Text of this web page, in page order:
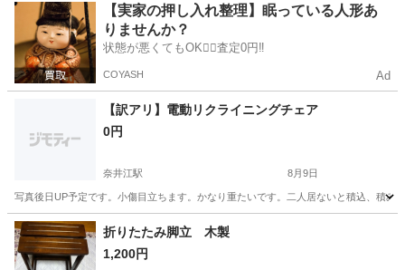
北海道 北斗市 東久根別駅 テーブル
【実家の押し入れ整理】眠っている人形あ
りませんか？
状態が悪くてもOK🙆‍♀️査定0円‼️
COYASH Ad
【訳アリ】電動リクライニングチェア
0円
奈井江駅 8月9日
写真後日UP予定です。小傷目立ちます。かなり重たいです。二人居ないと積込、積
北海道 空知郡 奈井江駅 電動
折りたたみ脚立 木製
1,200円